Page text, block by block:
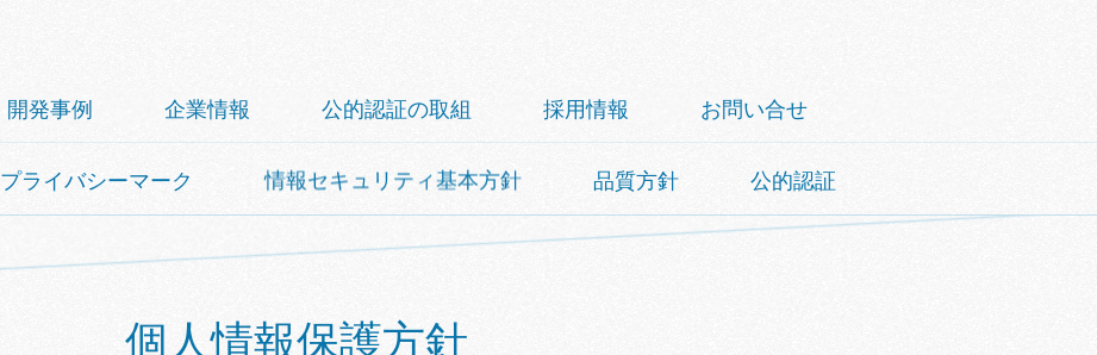
開発事例 企業情報 公的認証の取組 採用情報 お問い合せ
プライバシーマーク 情報セキュリティ基本方針 品質方針 公的認証
個人情報保護方針